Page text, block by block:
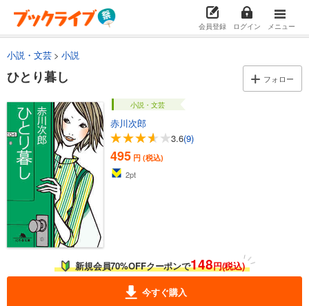
会員登録 ログイン メニュー
小説・文芸 小説
ひとり暮し フォロー
小説・文芸
赤川次郎
3.6(9)
495 円 (税込)
2pt
新規会員70%OFFクーポンで148円(税込)
今すぐ購入